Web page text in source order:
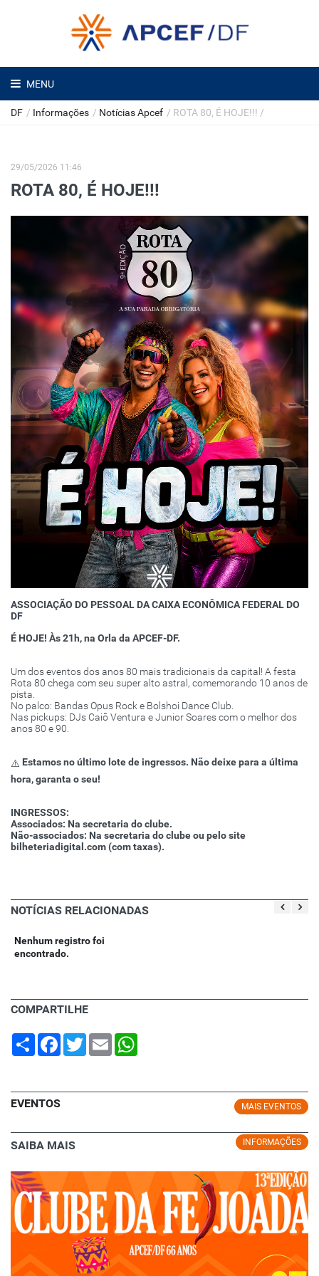
MENU
DF / Informações / Notícias Apcef / ROTA 80, É HOJE!!! /
29/05/2026 11:46
ROTA 80, É HOJE!!!
ASSOCIAÇÃO DO PESSOAL DA CAIXA ECONÔMICA FEDERAL DO
DF
É HOJE! Às 21h, na Orla da APCEF-DF.
Um dos eventos dos anos 80 mais tradicionais da capital! A festa
Rota 80 chega com seu super alto astral, comemorando 10 anos de
pista.
No palco: Bandas Opus Rock e Bolshoi Dance Club.
Nas pickups: DJs Caiô Ventura e Junior Soares com o melhor dos
anos 80 e 90.
⚠️ Estamos no último lote de ingressos. Não deixe para a última
hora, garanta o seu!
INGRESSOS:
️Associados: Na secretaria do clube.
️Não-associados: Na secretaria do clube ou pelo site
bilheteriadigital.com (com taxas).
NOTÍCIAS RELACIONADAS
Nenhum registro foi
encontrado.
COMPARTILHE
Share Facebook
TwitterEmail
MAIS EVENTOS
EVENTOS
INFORMAÇÕES
SAIBA MAIS